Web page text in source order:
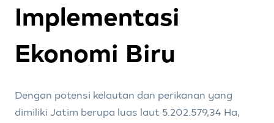
Implementasi
Ekonomi Biru
Dengan potensi kelautan dan perikanan yang
dimiliki Jatim berupa luas laut 5.202.579,34 Ha,